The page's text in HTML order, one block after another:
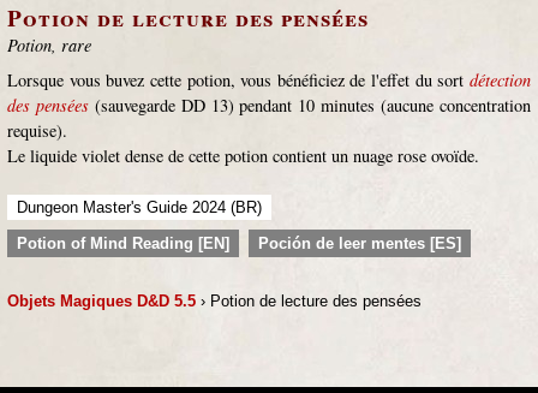
Potion de lecture des pensées
Potion, rare
Lorsque vous buvez cette potion, vous bénéficiez de l'effet du sort détection
des pensées(sauvegarde DD 13) pendant 10 minutes (aucune concentration
requise).
Le liquide violet dense de cette potion contient un nuage rose ovoïde.
Dungeon Master's Guide 2024 (BR)
Potion of Mind Reading [EN]
Poción de leer mentes [ES]
Objets Magiques D&D 5.5 › Potion de lecture des pensées